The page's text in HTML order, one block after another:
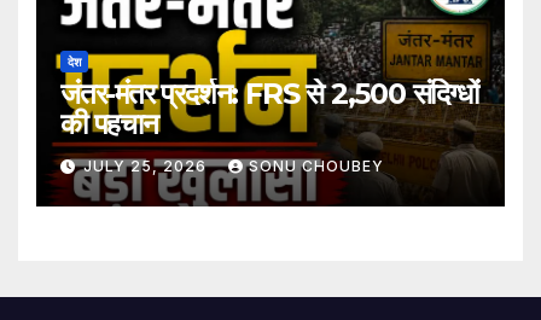
देश
जंतर-मंतर प्रदर्शन: FRS से 2,500 संदिग्धों
की पहचान
JULY 25, 2026 SONU CHOUBEY